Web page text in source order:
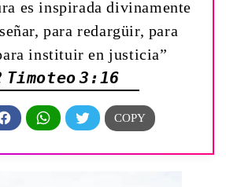
es inspirada divinamente
para redargüir, para
instituir en justicia”
Timoteo 3:16